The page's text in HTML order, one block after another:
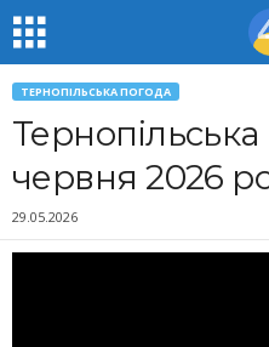
ТЕРНОПІЛЬСЬКА ПОГОДА
Тернопільська
червня 2026
29.05.2026